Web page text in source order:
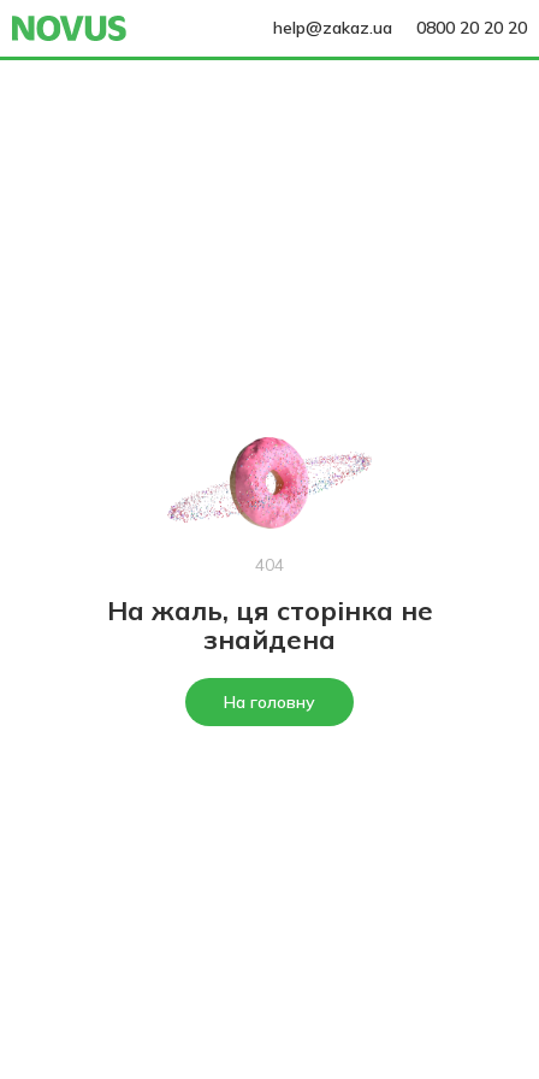
help@zakaz.ua 0800 20 20 20
404
На жаль, ця сторінка не
знайдена
На головну